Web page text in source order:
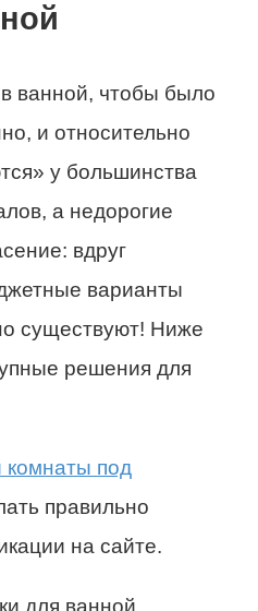
ванной, чтобы было
и относительно
у большинства
а недорогие
вдруг
варианты
существуют! Ниже
решения для
комнаты под
правильно
на сайте.
для ванной